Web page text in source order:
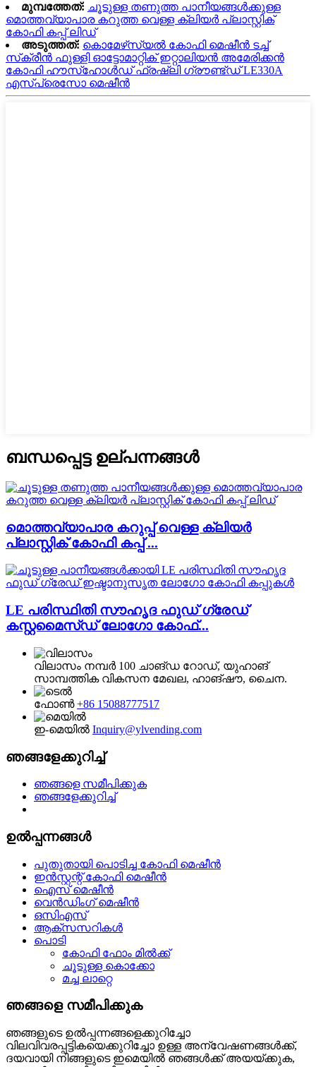
മുമ്പത്തേത്: ചൂടുള്ള തണുത്ത പാനീയങ്ങൾക്കുള്ള
മൊത്തവ്യാപാര കറുത്ത വെള്ള ക്ലിയർ പ്ലാസ്റ്റിക്
കോഫി കപ്പ് ലിഡ്
അടുത്തത്: കൊമേഴ്‌സ്യൽ കോഫി മെഷീൻ ടച്ച്
സ്‌ക്രീൻ ഫുള്ളി ഓട്ടോമാറ്റിക് ഇറ്റാലിയൻ അമേരിക്കൻ
കോഫി ഹൗസ്ഹോൾഡ് ഫ്രഷ്‌ലി ഗ്രൗണ്ട്ഡ് LE330A
എസ്പ്രെസോ മെഷീൻ
ബന്ധപ്പെട്ട ഉല്പന്നങ്ങൾ
മൊത്തവ്യാപാര കറുപ്പ് വെള്ള ക്ലിയർ
പ്ലാസ്റ്റിക് കോഫി കപ്പ് ...
LE പരിസ്ഥിതി സൗഹൃദ ഫുഡ് ഗ്രേഡ്
കസ്റ്റമൈസ്ഡ് ലോഗോ കോഫ്...
വിലാസം നമ്പർ 100 ചാങ്‌ഡ റോഡ്, യുഹാങ്
സാമ്പത്തിക വികസന മേഖല, ഹാങ്‌ഷൗ, ചൈന.
ഫോൺ +86 15088777517
ഇ-മെയിൽ Inquiry@ylvending.com
ഞങ്ങളേക്കുറിച്ച്
ഞങ്ങളെ സമീപിക്കുക
ഞങ്ങളേക്കുറിച്ച്
ഉൽപ്പന്നങ്ങൾ
പുതുതായി പൊടിച്ച കോഫി മെഷീൻ
ഇൻസ്റ്റന്റ് കോഫി മെഷീൻ
ഐസ് മെഷീൻ
വെൻഡിംഗ് മെഷീൻ
ഒസിഎസ്
ആക്‌സസറികൾ
പൊടി
കോഫി ഫോം മിൽക്ക്
ചൂടുള്ള കൊക്കോ
മച്ച ലാറ്റെ
ഞങ്ങളെ സമീപിക്കുക
ഞങ്ങളുടെ ഉൽപ്പന്നങ്ങളെക്കുറിച്ചോ
വിലവിവരപ്പട്ടികയെക്കുറിച്ചോ ഉള്ള അന്വേഷണങ്ങൾക്ക്,
ദയവായി നിങ്ങളുടെ ഇമെയിൽ ഞങ്ങൾക്ക് അയയ്ക്കുക,